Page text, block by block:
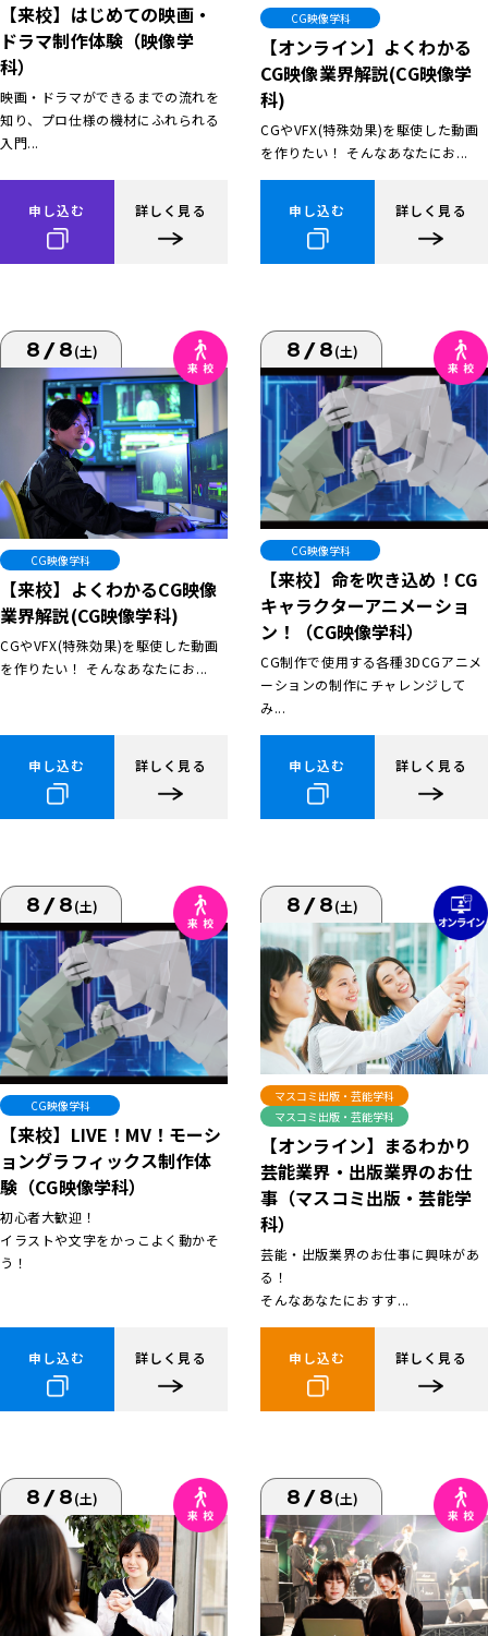
【来校】はじめての映画・
ドラマ制作体験（映像学
科）
映画・ドラマができるまでの流れを
知り、プロ仕様の機材にふれられる
入門...
申し込む 詳しく見る
CG映像学科
【オンライン】よくわかる
CG映像業界解説(CG映像学
科)
CGやVFX(特殊効果)を駆使した動画
を作りたい！ そんなあなたにお...
申し込む 詳しく見る
8/8(土)
CG映像学科
【来校】よくわかるCG映像
業界解説(CG映像学科)
CGやVFX(特殊効果)を駆使した動画
を作りたい！ そんなあなたにお...
申し込む 詳しく見る
8/8(土)
CG映像学科
【来校】命を吹き込め！CG
キャラクターアニメーショ
ン！（CG映像学科）
CG制作で使用する各種3DCGアニメ
ーションの制作にチャレンジして
み...
申し込む 詳しく見る
8/8(土)
CG映像学科
【来校】LIVE！MV！モーシ
ョングラフィックス制作体
験（CG映像学科）
初心者大歓迎！
イラストや文字をかっこよく動かそ
う！
申し込む 詳しく見る
8/8(土)
マスコミ出版・芸能学科
マスコミ出版・芸能学科
【オンライン】まるわかり
芸能業界・出版業界のお仕
事（マスコミ出版・芸能学
科）
芸能・出版業界のお仕事に興味があ
る！
そんなあなたにおすす...
申し込む 詳しく見る
8/8(土) 8/8(土)